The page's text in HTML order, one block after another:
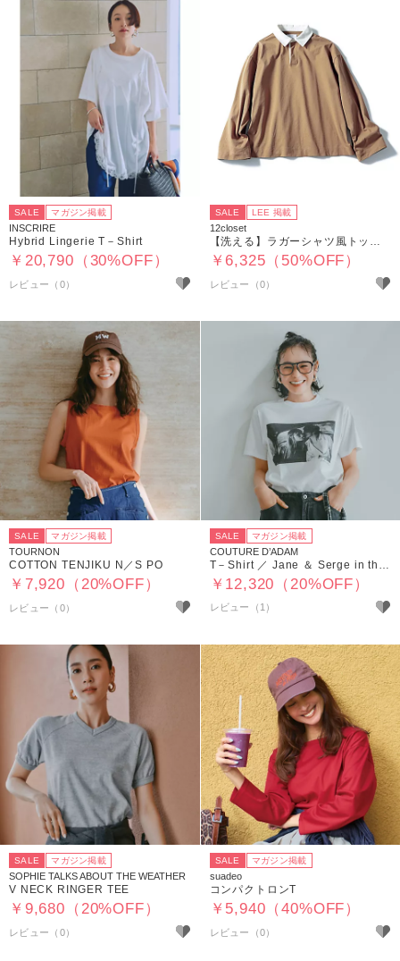
SALE マガジン掲載
INSCRIRE
Hybrid Lingerie T－Shirt
￥20,790（30%OFF）
SALE LEE 掲載
12closet
￥6,325（50%OFF）
SALE マガジン掲載
TOURNON
COTTON TENJIKU N／S PO
￥7,920（20%OFF）
SALE マガジン掲載
COUTURE D’ADAM
T－Shirt ／ Jane ＆ Serge in the Taxi （Monochrome）
￥12,320（20%OFF）
レビュー（1）
SALE マガジン掲載
SOPHIE TALKS ABOUT THE WEATHER
V NECK RINGER TEE
￥9,680（20%OFF）
SALE マガジン掲載
suadeo
コンパクトロンT
￥5,940（40%OFF）